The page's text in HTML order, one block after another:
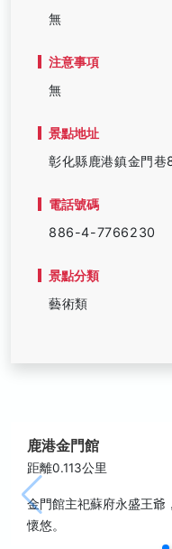
無
注意事項
無
景點地址
彰化縣鹿港鎮金門巷
電話號碼
886-4-7766230
景點分類
藝術類
鹿港金門館
距離0.113公里
金門館主祀蘇府永盛王爺
懷悠。